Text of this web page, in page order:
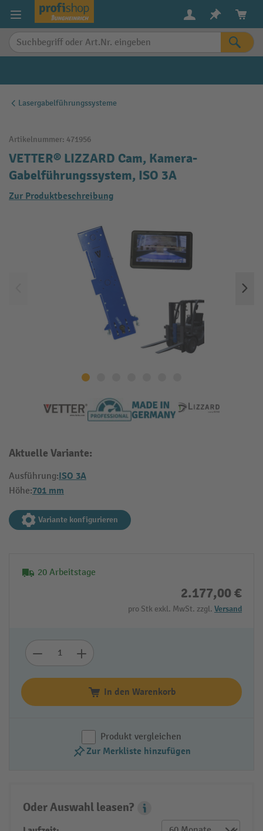
springen
Lasergabelführungssysteme
Artikelnummer: 471956
VETTER® LIZZARD Cam, Kamera-
Gabelführungssystem, ISO 3A
Zur Produktbeschreibung
Aktuelle Variante:
Ausführung:ISO 3A
Höhe:701 mm
Variante konfigurieren
20 Arbeitstage
2.177,00 €
pro Stk exkl. MwSt. zzgl. Versand
In den Warenkorb
Produkt vergleichen
Zur Merkliste hinzufügen
Oder Auswahl leasen?
Leasing Popover